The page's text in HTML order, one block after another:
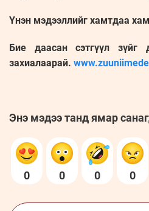
Үнэн мэдээллийг хамтдаа
Бие даасан сэтгүүл
захиалаарай.
Энэ мэдээ танд ямар
0 0 0 0